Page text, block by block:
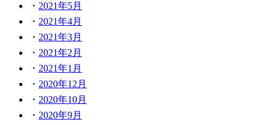
2021年5月
2021年4月
2021年3月
2021年2月
2021年1月
2020年12月
2020年10月
2020年9月